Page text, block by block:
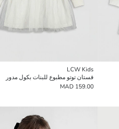
LCW Kids
فستان توتو مطبوع للبنات بكول مدور
159.00 MAD